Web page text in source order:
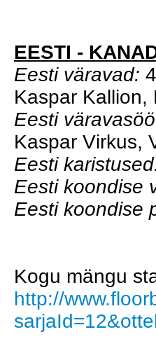
EESTI -
Eesti väravad:
Kaspar Kallion,
Eesti
Kaspar Virkus,
Eesti
Eesti koondise
Eesti koondise
Kogu mängu
http://